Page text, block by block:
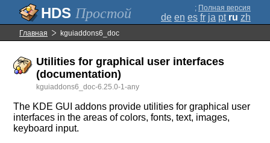
Простой ; Полная версия
de en es fr ja pt ru zh
Главная kguiaddons6_doc
Utilities for graphical user interfaces
(documentation)
kguiaddons6_doc-6.25.0-1-any
The KDE GUI addons provide utilities for graphical user
interfaces in the areas of colors, fonts, text, images,
keyboard input.